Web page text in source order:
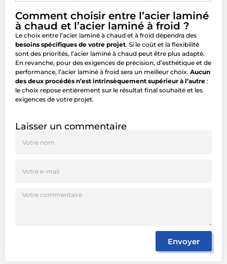
Comment choisir entre l’acier laminé
à chaud et l’acier laminé à froid ?
Le choix entre l’acier laminé à chaud et à froid dépendra des
besoins spécifiques de votre projet. Si le coût et la flexibilité
sont des priorités, l’acier laminé à chaud peut être plus adapté.
En revanche, pour des exigences de précision, d’esthétique et de
performance, l’acier laminé à froid sera un meilleur choix. Aucun
des deux procédés n’est intrinsèquement supérieur à l’autre :
le choix repose entièrement sur le résultat final souhaité et les
exigences de votre projet.
Laisser un commentaire
Envoyer